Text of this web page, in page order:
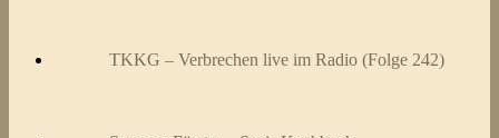
TKKG – Verbrechen live im Radio (Folge 242)